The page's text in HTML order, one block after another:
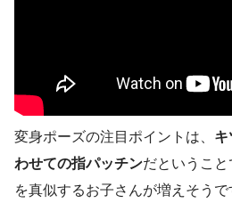
変身ポーズの注目ポイントは、 キ
わせての指パッチンだというこ
を真似するお子さんが増えそうで